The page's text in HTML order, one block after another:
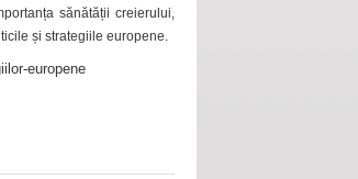
sănătății creierului,
și strategiile europene.
europene